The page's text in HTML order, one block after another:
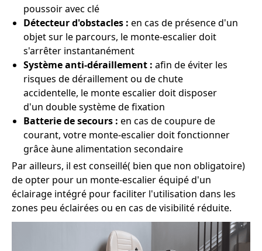
poussoir avec clé
Détecteur d'obstacles : en cas de présence d'un
objet sur le parcours, le monte-escalier doit
s'arrêter instantanément
Système anti-déraillement : afin de éviter les
risques de déraillement ou de chute
accidentelle, le monte escalier doit disposer
d'un double système de fixation
Batterie de secours : en cas de coupure de
courant, votre monte-escalier doit fonctionner
grâce àune alimentation secondaire
Par ailleurs, il est conseillé( bien que non obligatoire)
de opter pour un monte-escalier équipé d'un
éclairage intégré pour faciliter l'utilisation dans les
zones peu éclairées ou en cas de visibilité réduite.